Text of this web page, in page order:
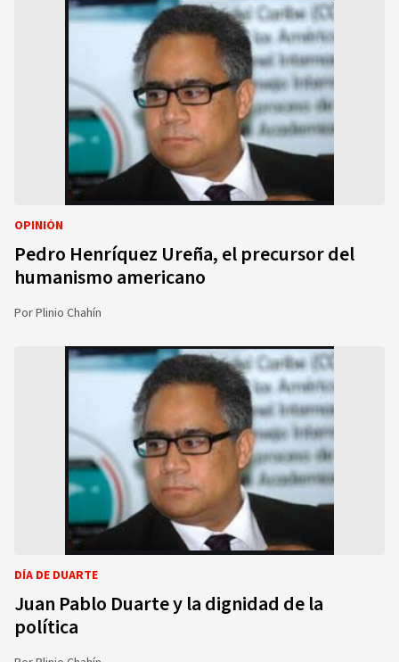
OPINIÓN
Pedro Henríquez Ureña, el precursor del
humanismo americano
PorPlinio Chahín
DÍA DE DUARTE
Juan Pablo Duarte y la dignidad de la
política